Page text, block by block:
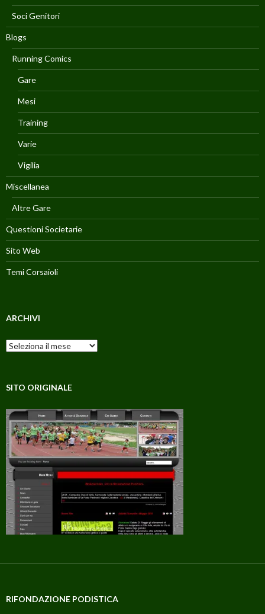
Soci Genitori
Blogs
Running Comics
Gare
Mesi
Training
Varie
Vigilia
Miscellanea
Altre Gare
Questioni Societarie
Sito Web
Temi Corsaioli
ARCHIVI
Archivi
SITO ORIGINALE
RIFONDAZIONE PODISTICA